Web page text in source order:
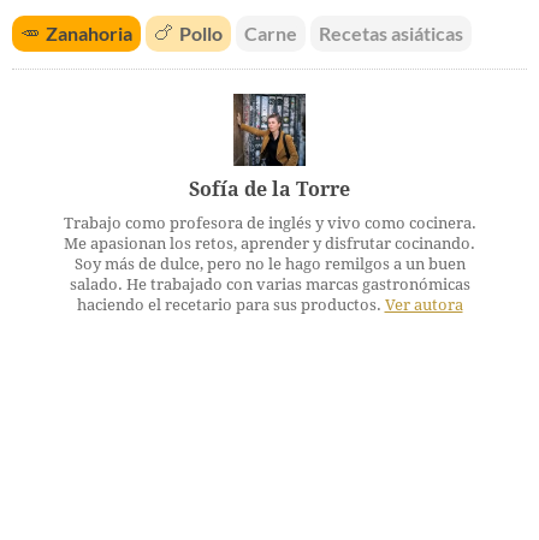
🥕 Zanahoria 🍗 Pollo Carne Recetas asiáticas
Sofía de la Torre
Trabajo como profesora de inglés y vivo como cocinera.
Me apasionan los retos, aprender y disfrutar cocinando.
Soy más de dulce, pero no le hago remilgos a un buen
salado. He trabajado con varias marcas gastronómicas
haciendo el recetario para sus productos. Ver autora